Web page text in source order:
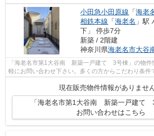
小田急小田原線 「海老
相鉄本線 「海老名 」駅
下」 停歩7分
新築 / 2階建
神奈川県海老名市大谷
「海老名市第1大谷南 新築一戸建て 3号棟」の物件
軽にお問い合わせ下さい。多くの方からこだわり条件
現在販売物件情報がありません
「海老名市第1大谷南 新築一戸建て
お問い合わせはこちら